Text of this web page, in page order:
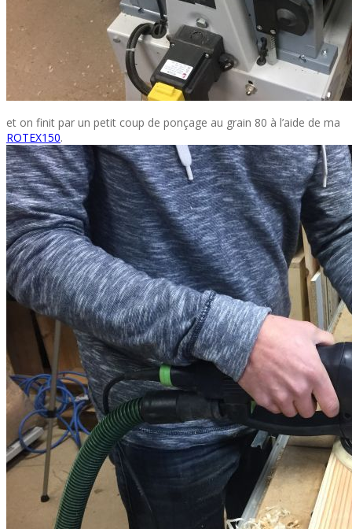
et on finit par un petit coup de ponçage au grain 80 à l’aide de ma
ROTEX150.